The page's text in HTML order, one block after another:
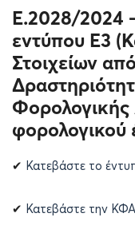
Ε.2028/2024
εντύπου Ε3
Στοιχείων
φορολογικού
✔ Κατεβάστε το
✔ Κατεβάστε την